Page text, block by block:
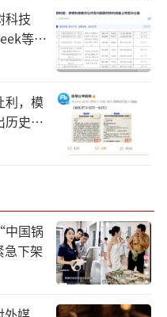
丁世忠表示：“全球
与多元化的趋势，
能有更多差异化的
‘单聚焦、多品牌、
集团很期待狼爪品
，强化集团在户外
户外运动，为全球
群提供了先进的专业
、品质卓越及可持
有的高端户外品牌
使安踏集团户外运
技
等豪
，模
历史学
国锅
下架